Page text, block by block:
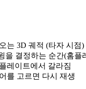
는 3D 궤적 (타자 시점)
을 결정하는 순간(홈플
레이트에서 갈라짐
를 고르면 다시 재생